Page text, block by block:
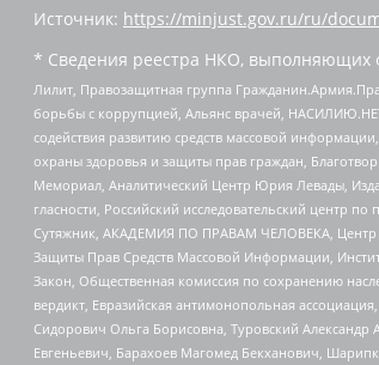
Источник: https://minjust.gov.ru/ru/
* Сведения реестра НКО, выполняющих
Лилит, Правозащитная группа
борьбы с коррупцией, Альянс врачей,
содействия развитию средств массовой
охраны здоровья и защиты прав граждан,
Мемориал, Аналитический Центр Юрия Левады,
гласности, Российский исследовательский центр
Сутяжник, АКАДЕМИЯ ПО ПРАВАМ ЧЕЛОВЕКА, Центр
Защиты Прав Средств Массовой Информации,
Закон, Общественная комиссия по сохранению
вердикт, Евразийская антимонопольная
Сидорович Ольга Борисовна, Туровский Александр
Евгеньевич, Барахоев Магомед Бекханович,